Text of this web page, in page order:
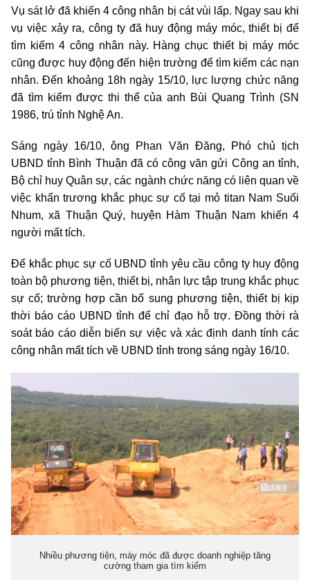
Vụ sát lở đã khiến 4 công nhân bị cát vùi lấp. Ngay sau khi
vụ việc xảy ra, công ty đã huy động máy móc, thiết bị để
tìm kiếm 4 công nhân này. Hàng chục thiết bị máy móc
cũng được huy động đến hiện trường để tìm kiếm các nạn
nhân. Đến khoảng 18h ngày 15/10, lực lượng chức năng
đã tìm kiếm được thi thể của anh Bùi Quang Trình (SN
1986, trú tỉnh Nghệ An.
Sáng ngày 16/10, ông Phan Văn Đăng, Phó chủ tịch
UBND tỉnh Bình Thuận đã có công văn gửi Công an tỉnh,
Bộ chỉ huy Quân sự, các ngành chức năng có liên quan về
việc khẩn trương khắc phục sự cố tại mỏ titan Nam Suối
Nhum, xã Thuận Quý, huyện Hàm Thuận Nam khiến 4
người mất tích.
Để khắc phục sự cố UBND tỉnh yêu cầu công ty huy động
toàn bộ phương tiện, thiết bị, nhân lực tập trung khắc phục
sự cố; trường hợp cần bổ sung phương tiện, thiết bị kịp
thời báo cáo UBND tỉnh để chỉ đạo hỗ trợ. Đồng thời rà
soát báo cáo diễn biến sự việc và xác định danh tính các
công nhân mất tích về UBND tỉnh trong sáng ngày 16/10.
Nhiều phương tiện, máy móc đã được doanh nghiệp tăng
cường tham gia tìm kiếm